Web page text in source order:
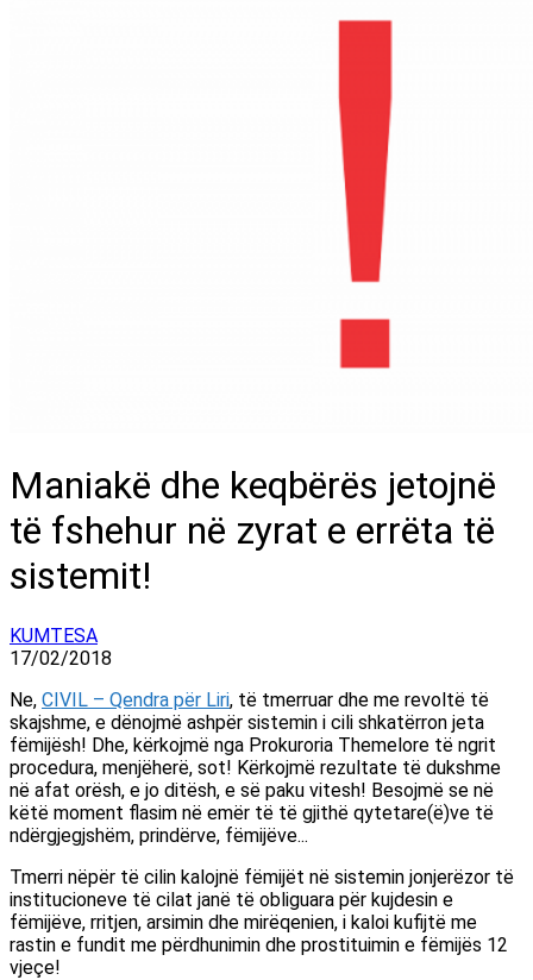
Maniakë dhe keqbërës jetojnë
të fshehur në zyrat e errëta të
sistemit!
KUMTESA
17/02/2018
Ne, CIVIL – Qendra për Liri, të tmerruar dhe me revoltë të
skajshme, e dënojmë ashpër sistemin i cili shkatërron jeta
fëmijësh! Dhe, kërkojmë nga Prokuroria Themelore të ngrit
procedura, menjëherë, sot! Kërkojmë rezultate të dukshme
në afat orësh, e jo ditësh, e së paku vitesh! Besojmë se në
këtë moment flasim në emër të të gjithë qytetare(ë)ve të
ndërgjegjshëm, prindërve, fëmijëve...
Tmerri nëpër të cilin kalojnë fëmijët në sistemin jonjerëzor të
institucioneve të cilat janë të obliguara për kujdesin e
fëmijëve, rritjen, arsimin dhe mirëqenien, i kaloi kufijtë me
rastin e fundit me përdhunimin dhe prostituimin e fëmijës 12
vjeçe!